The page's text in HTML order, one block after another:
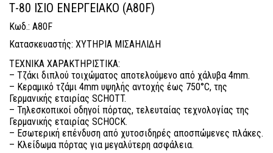
Τ-80 ΙΣΙΟ ΕΝΕΡΓΕΙΑΚΟ (A80F)
Κωδ.: A80F
Κατασκευαστής: ΧΥΤΗΡΙΑ ΜΙΣΑΗΛΙΔΗ
ΤΕΧΝΙΚΑ ΧΑΡΑΚΤΗΡΙΣΤΙΚΑ:
– Τζάκι διπλού τοιχώματος αποτελούμενο από χάλυβα 4mm.
– Κεραμικό τζάμι 4mm υψηλής αντοχής έως 750°C, της
Γερμανικής εταιρίας SCHOTT.
– Τηλεσκοπικοί οδηγοί πόρτας, τελευταίας τεχνολογίας της
Γερμανικής εταιρίας SCHOCK.
– Εσωτερική επένδυση από χυτοσιδηρές αποσπώμενες πλάκες.
– Κλείδωμα πόρτας για μεγαλύτερη ασφάλεια.